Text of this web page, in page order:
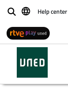
BuscarHelp center